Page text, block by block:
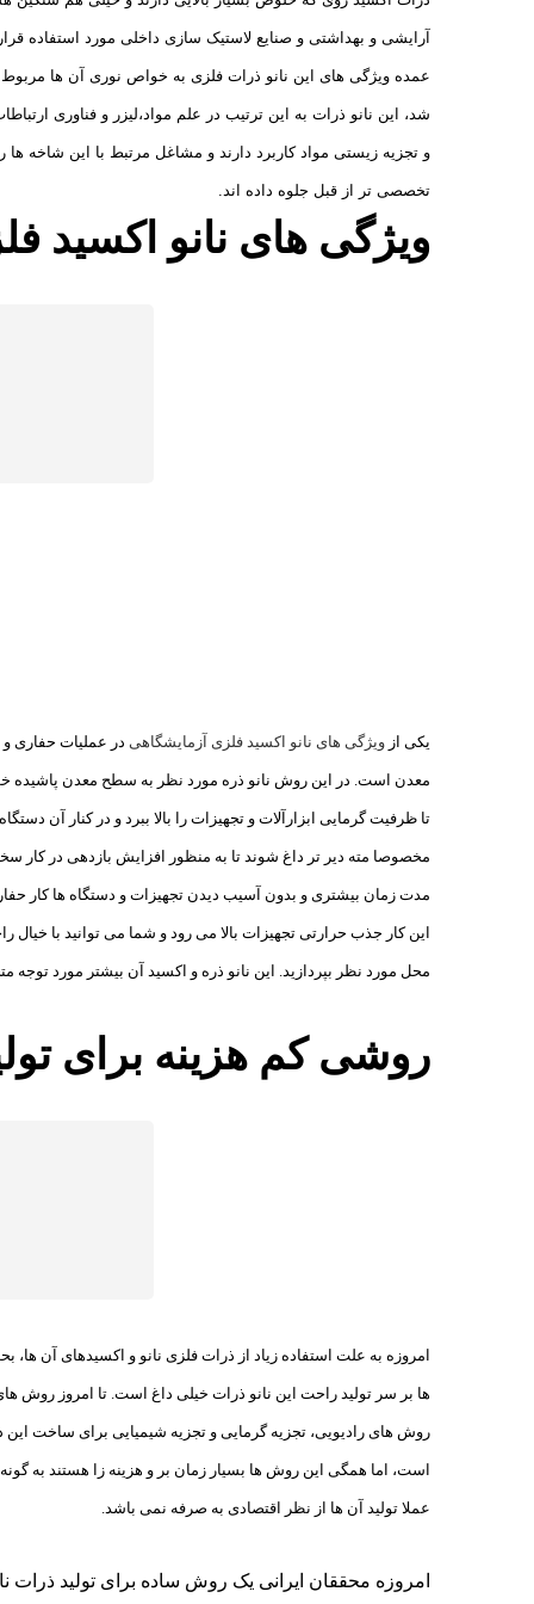
آرایشی و بهداشتی و صنایع لاستیک سازی داخلی مورد استفاده
عمده ویژگی های این نانو ذرات فلزی به خواص نوری آن ها
شد، این نانو ذرات به این ترتیب در علم مواد،لیزر و فناوری
و تجزیه زیستی مواد کاربرد دارند و مشاغل مرتبط با این شاخه ها
تخصصی تر از قبل جلوه داده اند.
ویژگی های نانو اکسید
یکی از ویژگی های نانو اکسید فلزی آزمایشگاهی در عملیات حفاری و
معدن است. در این روش نانو ذره مورد نظر به سطح معدن پاشیده
تا ظرفیت گرمایی ابزارآلات و تجهیزات را بالا ببرد و در کنار آن
مخصوصا مته دیر تر داغ شوند تا به منظور افزایش بازدهی در کار
مدت زمان بیشتری و بدون آسیب دیدن تجهیزات و دستگاه ها کار
این کار جذب حرارتی تجهیزات بالا می رود و شما می توانید با خیال
محل مورد نظر بپردازید. این نانو ذره و اکسید آن بیشتر مورد
روشی کم هزینه برای
امروزه به علت استفاده زیاد از ذرات فلزی نانو و اکسیدهای آن ها،
ها بر سر تولید راحت این نانو ذرات خیلی داغ است. تا امروز روش
روش های رادیویی، تجزیه گرمایی و تجزیه شیمیایی برای ساخت این
است، اما همگی این روش ها بسیار زمان بر و هزینه زا هستند به
عملا تولید آن ها از نظر اقتصادی به صرفه نمی باشد.
امروزه محققان ایرانی یک روش ساده برای تولید ذرات